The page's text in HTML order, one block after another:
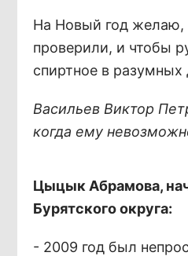
На Новый год желаю,
проверили, и чтобы
спиртное в
Васильев Виктор
когда ему
Цыцык Абрамова,
Бурятского округа:
- 2009 год был